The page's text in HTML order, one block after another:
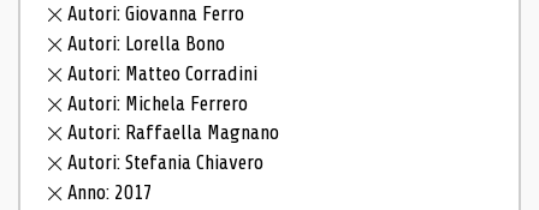
Autori: Giovanna Ferro
Autori: Lorella Bono
Autori: Matteo Corradini
Autori: Michela Ferrero
Autori: Raffaella Magnano
Autori: Stefania Chiavero
Anno: 2017